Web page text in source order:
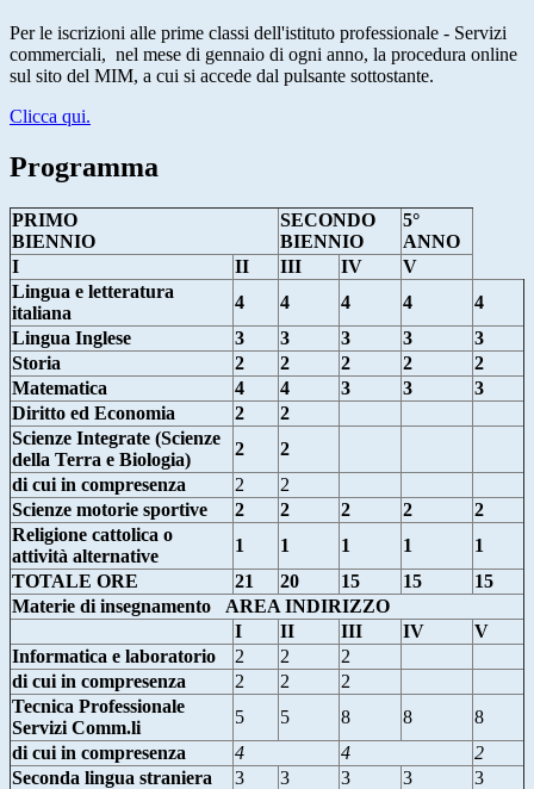
Per le iscrizioni alle prime classi dell'istituto professionale - Servizi
commerciali, nel mese di gennaio di ogni anno, la procedura online
sul sito del MIM, a cui si accede dal pulsante sottostante.
Clicca qui.
Programma
PRIMO
BIENNIO
SECONDO
BIENNIO
5°
ANNO
I
II III IV
V
Lingua e letteratura
italiana
4 4 4 4
4
Lingua Inglese
3 3 3 3
3
Storia
2 2 2 2
2
Matematica
4 4 3 3
3
Diritto ed Economia
2
2
Scienze Integrate (Scienze
della Terra e Biologia)
2
2
di cui in compresenza
2
2
Scienze motorie sportive
2 2 2 2
2
Religione cattolica o
attività alternative
1 1 1 1
1
TOTALE ORE
21 20 15 15
15
Materie di insegnamento AREA INDIRIZZO
I
II III IV
V
Informatica e laboratorio
2 2
2
di cui in compresenza
2 2
2
Tecnica Professionale
Servizi Comm.li
5 5 8 8
8
di cui in compresenza
4 4
2
Seconda lingua straniera
3 3 3 3
3